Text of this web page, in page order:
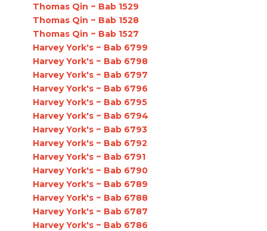
Thomas Qin ~ Bab 1529
Thomas Qin ~ Bab 1528
Thomas Qin ~ Bab 1527
Harvey York's ~ Bab 6799
Harvey York's ~ Bab 6798
Harvey York's ~ Bab 6797
Harvey York's ~ Bab 6796
Harvey York's ~ Bab 6795
Harvey York's ~ Bab 6794
Harvey York's ~ Bab 6793
Harvey York's ~ Bab 6792
Harvey York's ~ Bab 6791
Harvey York's ~ Bab 6790
Harvey York's ~ Bab 6789
Harvey York's ~ Bab 6788
Harvey York's ~ Bab 6787
Harvey York's ~ Bab 6786